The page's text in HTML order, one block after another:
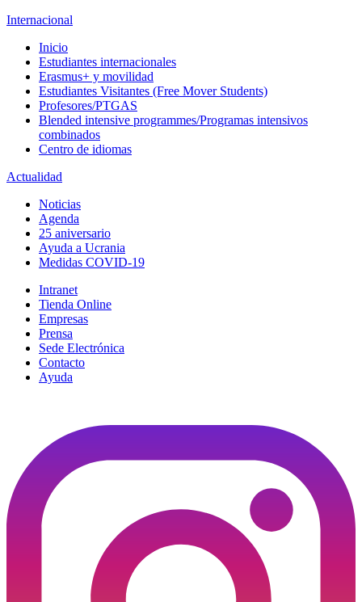
Internacional
Inicio
Estudiantes internacionales
Erasmus+ y movilidad
Estudiantes Visitantes (Free Mover Students)
Profesores/PTGAS
Blended intensive programmes/Programas intensivos
combinados
Centro de idiomas
Actualidad
Noticias
Agenda
25 aniversario
Ayuda a Ucrania
Medidas COVID-19
Intranet
Tienda Online
Empresas
Prensa
Sede Electrónica
Contacto
Ayuda